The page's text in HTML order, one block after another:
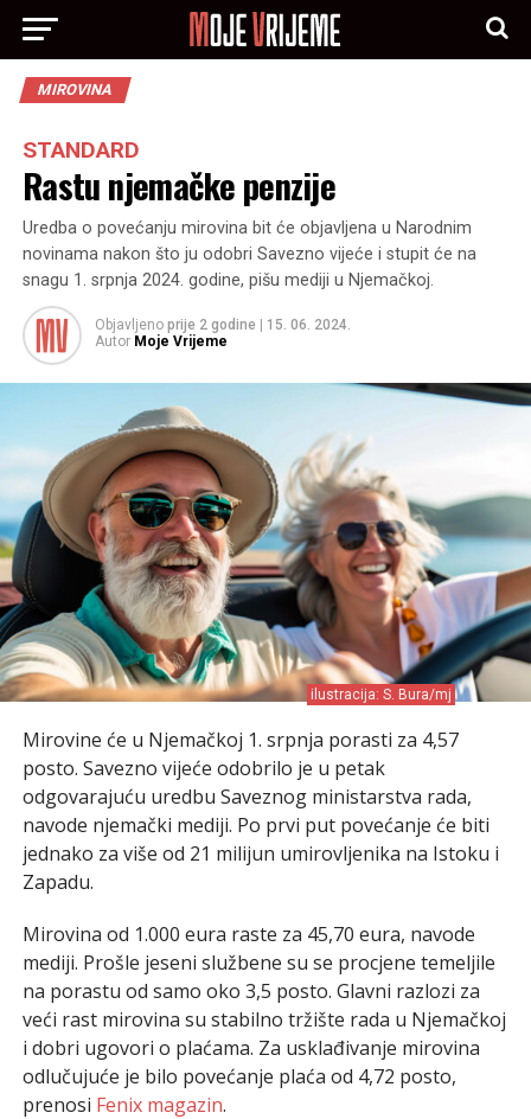
MIROVINA
STANDARD
Rastu njemačke penzije
Uredba o povećanju mirovina bit će objavljena u Narodnim
novinama nakon što ju odobri Savezno vijeće i stupit će na
snagu 1. srpnja 2024. godine, pišu mediji u Njemačkoj.
Objavljeno prije 2 godine
15. 06. 2024.
Autor Moje Vrijeme
ilustracija: S. Bura/mj
Mirovine će u Njemačkoj 1. srpnja porasti za 4,57
posto. Savezno vijeće odobrilo je u petak
odgovarajuću uredbu Saveznog ministarstva rada,
navode njemački mediji. Po prvi put povećanje će biti
jednako za više od 21 milijun umirovljenika na Istoku i
Zapadu.
Mirovina od 1.000 eura raste za 45,70 eura, navode
mediji. Prošle jeseni službene su se procjene temeljile
na porastu od samo oko 3,5 posto. Glavni razlozi za
veći rast mirovina su stabilno tržište rada u Njemačkoj
i dobri ugovori o plaćama. Za usklađivanje mirovina
odlučujuće je bilo povećanje plaća od 4,72 posto,
prenosi Fenix magazin.